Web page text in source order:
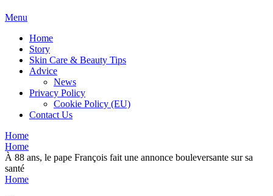
BDAILY
Menu
Home
Story
Skin Care & Beauty Tips
Advice
News
Privacy Policy
Cookie Policy (EU)
Contact Us
Home
Home
À 88 ans, le pape François fait une annonce bouleversante sur sa
santé
Home